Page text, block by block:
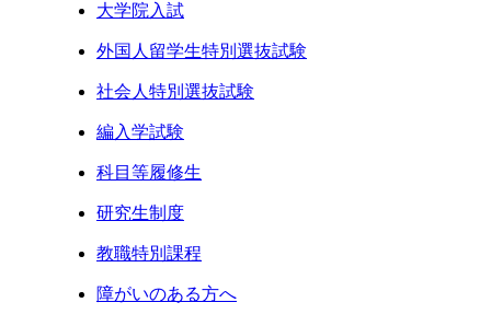
大学院入試
外国人留学生特別選抜試験
社会人特別選抜試験
編入学試験
科目等履修生
研究生制度
教職特別課程
障がいのある方へ